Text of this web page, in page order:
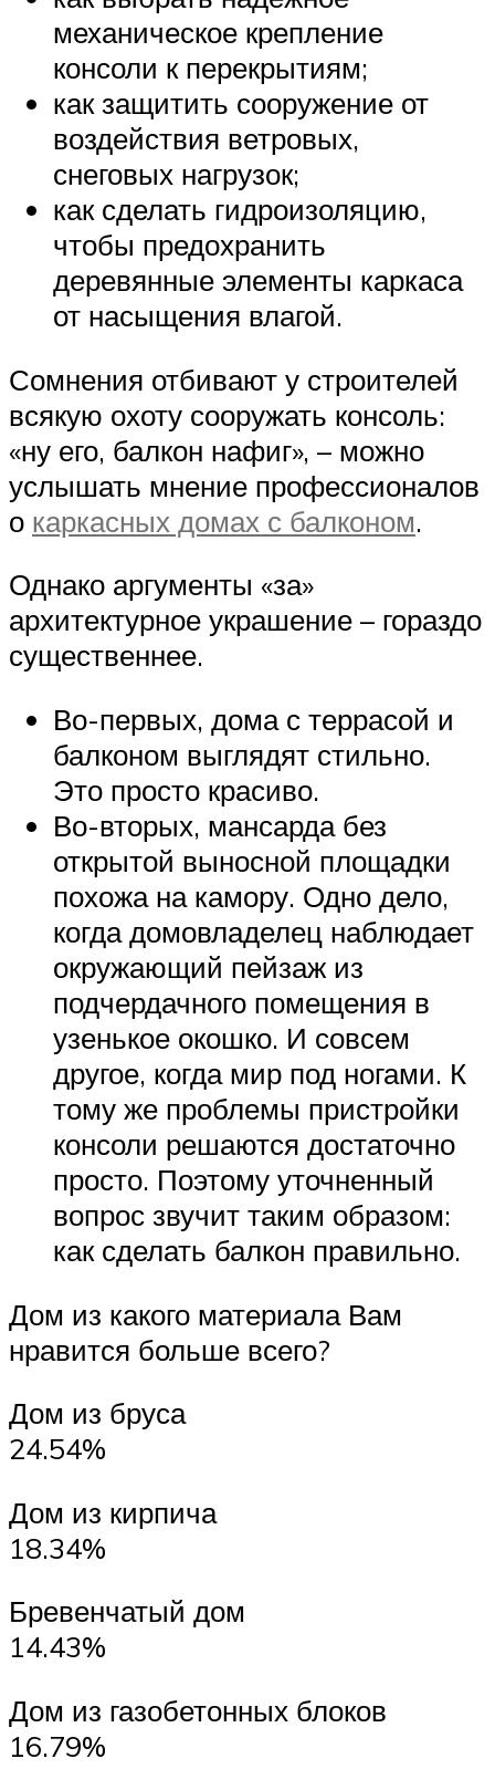
механическое крепление
консоли к перекрытиям;
как защитить сооружение от
воздействия ветровых,
снеговых нагрузок;
как сделать гидроизоляцию,
чтобы предохранить
деревянные элементы каркаса
от насыщения влагой.
Сомнения отбивают у строителей
всякую охоту сооружать консоль:
«ну его, балкон нафиг», – можно
услышать мнение профессионалов
о каркасных домах с балконом.
Однако аргументы «за»
архитектурное украшение – гораздо
существеннее.
Во-первых, дома с террасой и
балконом выглядят стильно.
Это просто красиво.
Во-вторых, мансарда без
открытой выносной площадки
похожа на камору. Одно дело,
когда домовладелец наблюдает
окружающий пейзаж из
подчердачного помещения в
узенькое окошко. И совсем
другое, когда мир под ногами. К
тому же проблемы пристройки
консоли решаются достаточно
просто. Поэтому уточненный
вопрос звучит таким образом:
как сделать балкон правильно.
Дом из какого материала Вам
нравится больше всего?
Дом из бруса
24.54%
Дом из кирпича
18.34%
Бревенчатый дом
14.43%
Дом из газобетонных блоков
16.79%